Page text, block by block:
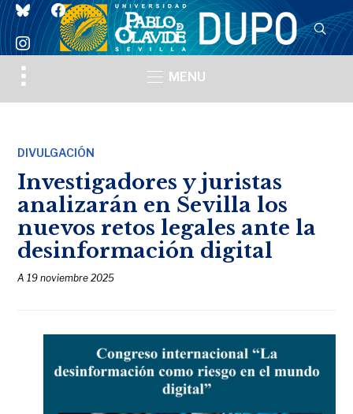
blueskyfacebook
instagram
Toggle
sidebar
MENU
DIVULGACIÓN
Investigadores y juristas
analizarán en Sevilla los
nuevos retos legales ante la
desinformación digital
A19 noviembre 2025